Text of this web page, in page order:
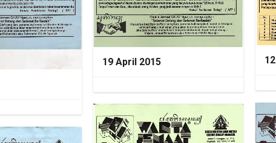
19 April 2015